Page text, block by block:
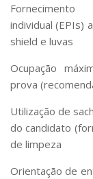
individual (EPIs)
shield e luvas
Ocupação
prova
Utilização de
do candidato
de limpeza
Orientação de